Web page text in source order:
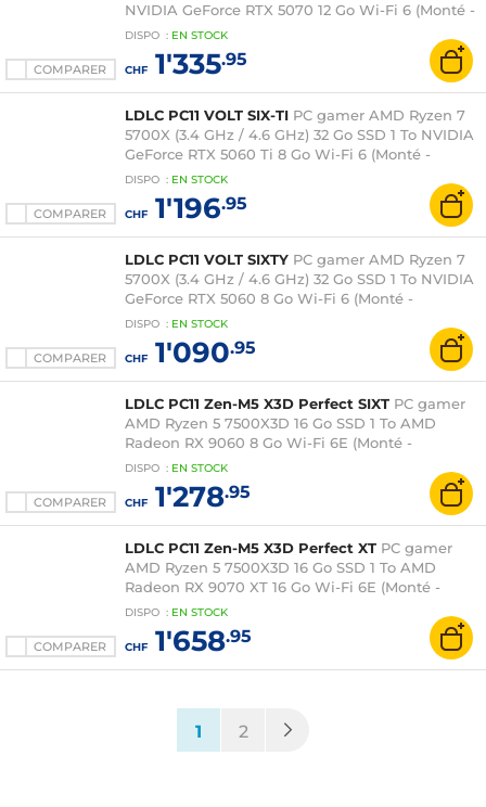
COMPARER
NVIDIA GeForce RTX 5070 12 Go Wi-Fi 6 (Monté -
Windows 11 en version d'essai)
DISPO : EN STOCK
CHF1'335.95
COMPARER
LDLC PC11 VOLT SIX-TI PC gamer AMD Ryzen 7
5700X (3.4 GHz / 4.6 GHz) 32 Go SSD 1 To NVIDIA
GeForce RTX 5060 Ti 8 Go Wi-Fi 6 (Monté -
Windows 11 en version d'essai)
DISPO : EN STOCK
CHF1'196.95
COMPARER
LDLC PC11 VOLT SIXTY PC gamer AMD Ryzen 7
5700X (3.4 GHz / 4.6 GHz) 32 Go SSD 1 To NVIDIA
GeForce RTX 5060 8 Go Wi-Fi 6 (Monté -
Windows 11 en version d'essai)
DISPO : EN STOCK
CHF1'090.95
COMPARER
LDLC PC11 Zen-M5 X3D Perfect SIXT PC gamer
AMD Ryzen 5 7500X3D 16 Go SSD 1 To AMD
Radeon RX 9060 8 Go Wi-Fi 6E (Monté -
Windows 11 en version d'essai)
DISPO : EN STOCK
CHF1'278.95
COMPARER
LDLC PC11 Zen-M5 X3D Perfect XT PC gamer
AMD Ryzen 5 7500X3D 16 Go SSD 1 To AMD
Radeon RX 9070 XT 16 Go Wi-Fi 6E (Monté -
Windows 11 Famille)
DISPO : EN STOCK
CHF1'658.95
1 (current)
2